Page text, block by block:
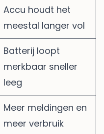
Accu houdt het
meestal langer vol
Batterij loopt
merkbaar sneller
leeg
Meer meldingen en
meer verbruik